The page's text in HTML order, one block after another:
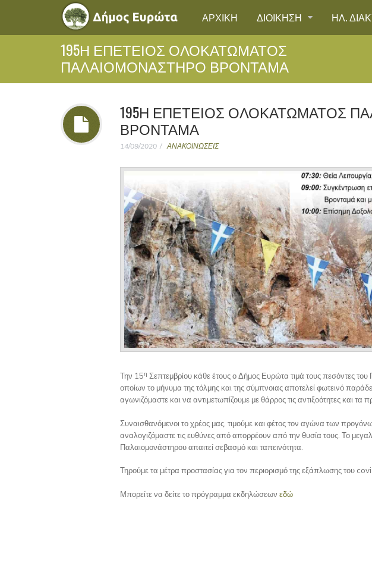
ΑΡΧΙΚΗ ΔΙΟΙΚΗΣΗ ΗΛ.
195Η ΕΠΈΤΕΙΟΣ ΟΛΟΚΑΤΏΜΑΤΟΣ
ΠΑΛΑΙΟΜΟΝΆΣΤΗΡΟ ΒΡΟΝΤΑΜΆ
195Η ΕΠΈΤΕΙΟΣ ΟΛΟΚΑΤΏΜΑΤΟΣ
ΒΡΟΝΤΑΜΆ
14/09/2020 ΑΝΑΚΟΙΝΩΣΕΙΣ
Την 15η Σεπτεμβρίου κάθε έτους ο Δήμος Ευρώτα τιμά τους πεσόντες
οποίων το μήνυμα της τόλμης και της σύμπνοιας αποτελεί φωτεινό
αγωνιζόμαστε και να αντιμετωπίζουμε με θάρρος τις αντιξοότητες και τα
Συναισθανόμενοι το χρέος μας, τιμούμε και φέτος τον αγώνα των
αναλογιζόμαστε τις ευθύνες από απορρέουν από την θυσία τους. Το
Παλαιομονάστηρου απαιτεί σεβασμό και ταπεινότητα.
Τηρούμε τα μέτρα προστασίας για τον περιορισμό της εξάπλωσης του
Μπορείτε να δείτε το πρόγραμμα εκδηλώσεων εδώ